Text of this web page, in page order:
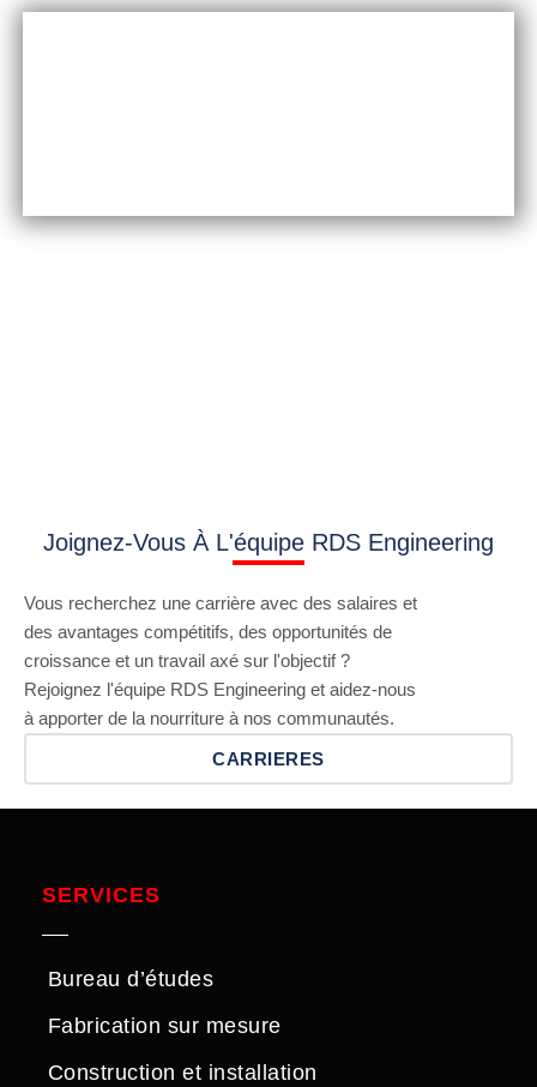
Joignez-Vous À L'équipe RDS Engineering
Vous recherchez une carrière avec des salaires et
des avantages compétitifs, des opportunités de
croissance et un travail axé sur l'objectif ?
Rejoignez l'équipe RDS Engineering et aidez-nous
à apporter de la nourriture à nos communautés.
CARRIERES
SERVICES
Bureau d’études
Fabrication sur mesure
Construction et installation